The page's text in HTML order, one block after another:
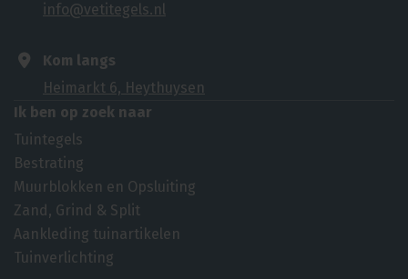
info@vetitegels.nl
Kom langs
Heimarkt 6, Heythuysen
Ik ben op zoek naar
Tuintegels
Bestrating
Muurblokken en Opsluiting
Zand, Grind & Split
Aankleding tuinartikelen
Tuinverlichting